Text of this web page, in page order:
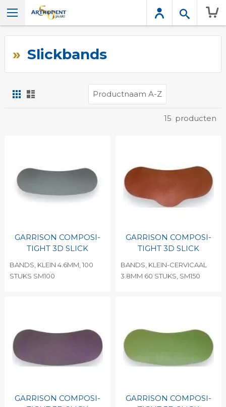
Slickbands
Foto-
tabel
15 producten
GARRISON COMPOSI-
TIGHT 3D SLICK
BANDS, KLEIN 4.6MM, 100
STUKS SM100
GARRISON COMPOSI-
TIGHT 3D SLICK
BANDS, KLEIN-CERVICAAL
3.8MM 60 STUKS, SM150
GARRISON COMPOSI-
GARRISON COMPOSI-